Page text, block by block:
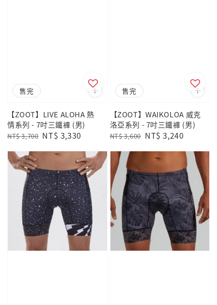
優惠
售完
【ZOOT】LIVE ALOHA 熱
情系列 - 7吋三鐵褲 (男)
Regular
NT$ 3,700 Sale
NT$ 3,330
優惠
售完
【ZOOT】WAIKOLOA 威克
洛亞系列 - 7吋三鐵褲 (男)
Regular
NT$ 3,600 Sale
NT$ 3,240